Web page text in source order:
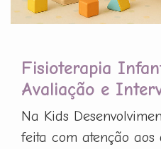
Fisioterapia
Avaliação e
Na Kids
feita com atenção aos